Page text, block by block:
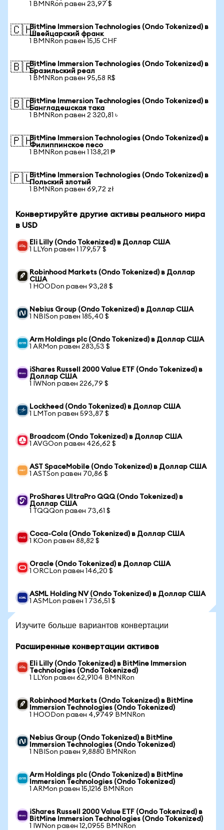
1 BMNRon равен 23,97 $
🇨🇭BitMine Immersion Technologies (Ondo Tokenized) в
Швейцарский франк
1 BMNRon равен 15,15 CHF
🇧🇷BitMine Immersion Technologies (Ondo Tokenized) в
Бразильский реал
1 BMNRon равен 95,58 R$
🇧🇩BitMine Immersion Technologies (Ondo Tokenized) в
Бангладешская така
1 BMNRon равен 2 320,81 ৳
🇵🇭BitMine Immersion Technologies (Ondo Tokenized) в
Филиппинское песо
1 BMNRon равен 1 138,21 ₱
🇵🇱BitMine Immersion Technologies (Ondo Tokenized) в
Польский злотый
1 BMNRon равен 69,72 zł
Конвертируйте другие активы реального мира
в USD
Eli Lilly (Ondo Tokenized) в Доллар США
1 LLYon равен 1 179,57 $
Robinhood Markets (Ondo Tokenized) в Доллар
США
1 HOODon равен 93,28 $
Nebius Group (Ondo Tokenized) в Доллар США
1 NBISon равен 185,40 $
Arm Holdings plc (Ondo Tokenized) в Доллар США
1 ARMon равен 283,53 $
iShares Russell 2000 Value ETF (Ondo Tokenized) в
Доллар США
1 IWNon равен 226,79 $
Lockheed (Ondo Tokenized) в Доллар США
1 LMTon равен 593,87 $
Broadcom (Ondo Tokenized) в Доллар США
1 AVGOon равен 426,62 $
AST SpaceMobile (Ondo Tokenized) в Доллар США
1 ASTSon равен 70,86 $
ProShares UltraPro QQQ (Ondo Tokenized) в
Доллар США
1 TQQQon равен 73,61 $
Coca-Cola (Ondo Tokenized) в Доллар США
1 KOon равен 88,82 $
Oracle (Ondo Tokenized) в Доллар США
1 ORCLon равен 146,20 $
ASML Holding NV (Ondo Tokenized) в Доллар США
1 ASMLon равен 1 736,51 $
Изучите больше вариантов конвертации
Расширенные конвертации активов
Eli Lilly (Ondo Tokenized) в BitMine Immersion
Technologies (Ondo Tokenized)
1 LLYon равен 62,9104 BMNRon
Robinhood Markets (Ondo Tokenized) в BitMine
Immersion Technologies (Ondo Tokenized)
1 HOODon равен 4,9749 BMNRon
Nebius Group (Ondo Tokenized) в BitMine
Immersion Technologies (Ondo Tokenized)
1 NBISon равен 9,8880 BMNRon
Arm Holdings plc (Ondo Tokenized) в BitMine
Immersion Technologies (Ondo Tokenized)
1 ARMon равен 15,1216 BMNRon
iShares Russell 2000 Value ETF (Ondo Tokenized) в
BitMine Immersion Technologies (Ondo Tokenized)
1 IWNon равен 12,0955 BMNRon